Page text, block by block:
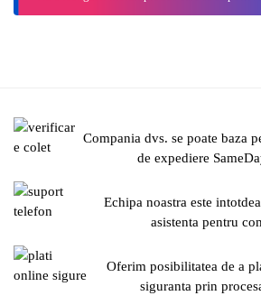
Compania dvs. se poate baza
de expediere
Echipa noastra este
asistenta pentru
Oferim posibilitatea de a
siguranta prin